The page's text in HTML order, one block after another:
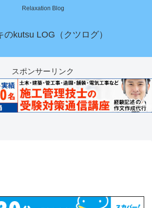
Relaxation Blog
のkutsu LOG（クツログ）
スポンサーリンク